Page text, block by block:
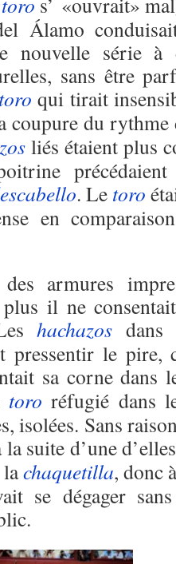
Álamo
nouvelle série à
sans être
toro qui tirait
coupure du
liés étaient plus
précédaient
. Le toro
en
armures
il ne
hachazos
pressentir le
sa corne dans
toro réfugié dans
isolées. Sans
la suite d’une
lachaquetilla, donc
se dégager